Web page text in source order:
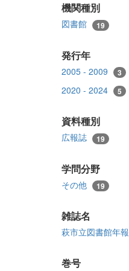
機関種別
図書館 19
発行年
2005 - 2009 3
2020 - 2024 5
資料種別
広報誌 19
学問分野
その他 19
雑誌名
萩市立図書館年報
巻号